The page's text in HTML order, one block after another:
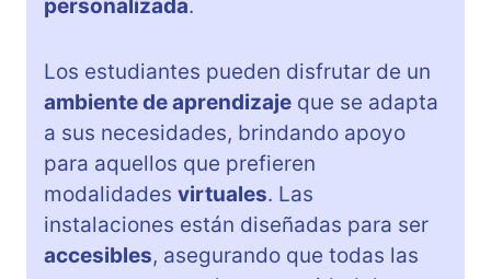
personalizada.
Los estudiantes pueden disfrutar de un
ambiente de aprendizaje que se adapta
a sus necesidades, brindando apoyo
para aquellos que prefieren
modalidades virtuales. Las
instalaciones están diseñadas para ser
accesibles, asegurando que todas las